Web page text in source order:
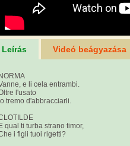
Leírás Videó beágyazása
NORMA
e li cela entrambi.
l'usato
Io tremo d'abbracciarli.
E qual ti turba strano timor,
i figli tuoi rigetti?